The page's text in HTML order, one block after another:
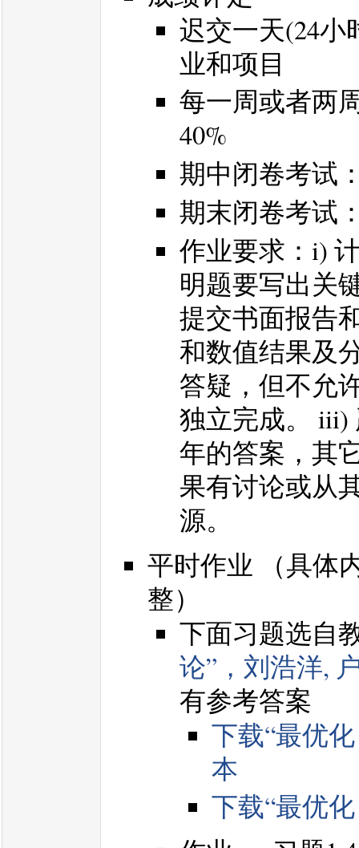
迟交一天(24小
业和项目
每一周或者两
40%
期中闭卷考试
期末闭卷考试
作业要求：i)
明题要写出关
提交书面报告
和数值结果及
答疑，但不允
独立完成。 iii)
年的答案，其
果有讨论或从
源。
平时作业 （具体
整）
下面习题选自
论”，刘浩洋,
有参考答案
下载“最优
本
下载“最优